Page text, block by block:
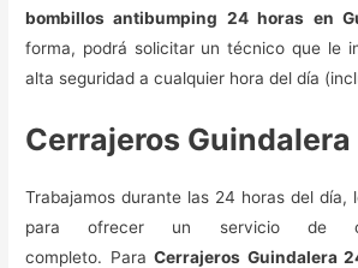
bombillos antibumping 24 horas en
forma, podrá solicitar un técnico que le
alta seguridad a cualquier hora del día
Cerrajeros
Trabajamos durante las 24 horas del día,
para ofrecer un servicio de
completo. ParaCerrajeros Guindalera